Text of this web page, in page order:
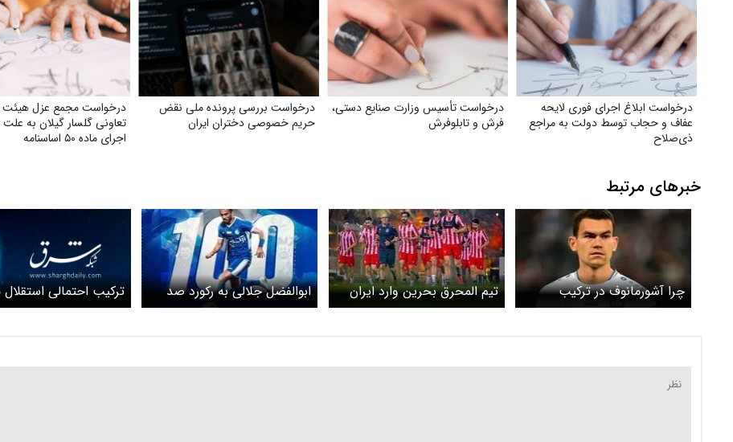
درخواست ابلاغ اجرای فوری لایحه
عفاف و حجاب توسط دولت به مراجع
ذی‌صلاح
درخواست تأسیس وزارت صنایع دستی،
فرش و تابلوفرش
درخواست بررسی پرونده ملی نقض
حریم خصوصی دختران ایران
درخواست مجمع عزل هیئت
تعاونی گلسار گیلان به
اجرای ماده ۵۰ اساسنامه
خبرهای مرتبط
چرا آشورمانوف در ترکیب
استقلال نخواهدبود؟
تیم المحرق بحرین وارد ایران
شد
ابوالفضل جلالی به رکورد صد
بازی استقلال رسید
ترکیب احتمالی استقلال
شمس‌آذر